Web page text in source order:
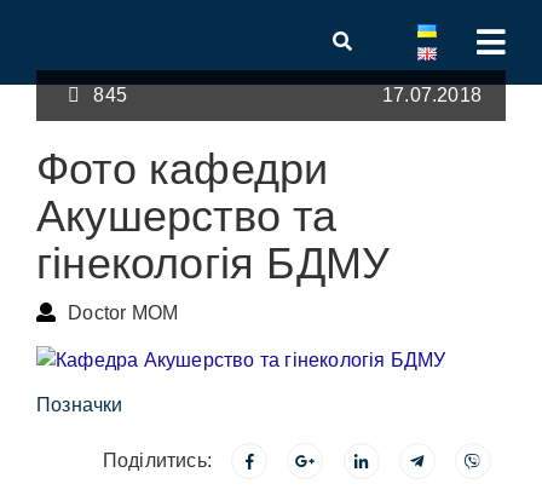
845 17.07.2018
Фото кафедри
Акушерство та
гінекологія БДМУ
Doctor MOM
Позначки
Поділитись: